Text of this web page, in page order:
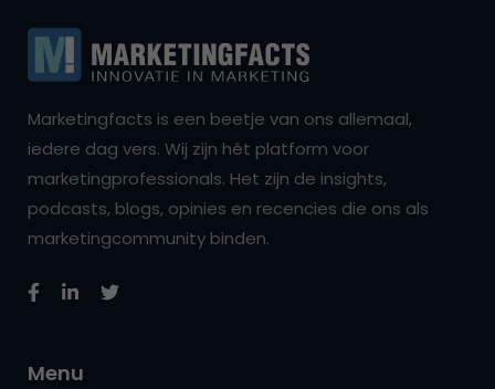
Marketingfacts is een beetje van ons allemaal,
iedere dag vers. Wij zijn hét platform voor
marketingprofessionals. Het zijn de insights,
podcasts, blogs, opinies en recencies die ons als
marketingcommunity binden.
Menu